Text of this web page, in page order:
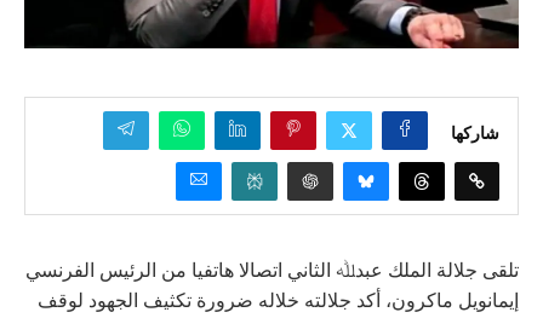
شاركها
تلقى جلالة الملك عبدﷲ الثاني اتصالا هاتفيا من الرئيس الفرنسي
إيمانويل ماكرون، أكد جلالته خلاله ضرورة تكثيف الجهود لوقف